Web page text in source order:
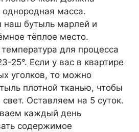
однородная масса.
наш бутыль марлей и
тёплое место.
для процесса
25°. Если у вас в квартире
уголков, то можно
плотной тканью, чтобы
Оставляем на 5 суток.
каждый день
содержимое